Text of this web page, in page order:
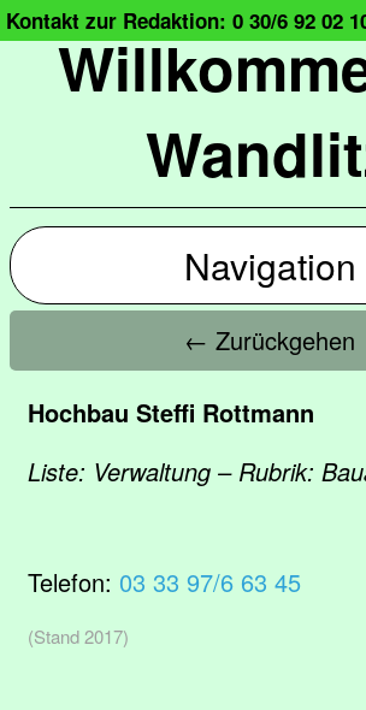
Kontakt zur Redaktion: 0 30/6 92 02
Navigation
← Zurückgehen
Hochbau Steffi Rottmann
Liste: Verwaltung – Rubrik:
Telefon: 03 33 97/6 63 45
(Stand 2017)